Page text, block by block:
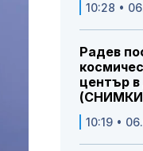
10:28 •
Радев
център
10:19 •